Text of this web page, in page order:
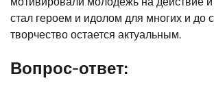
стал героем и идолом для многих и до
творчество остается актуальным.
Вопрос-ответ: